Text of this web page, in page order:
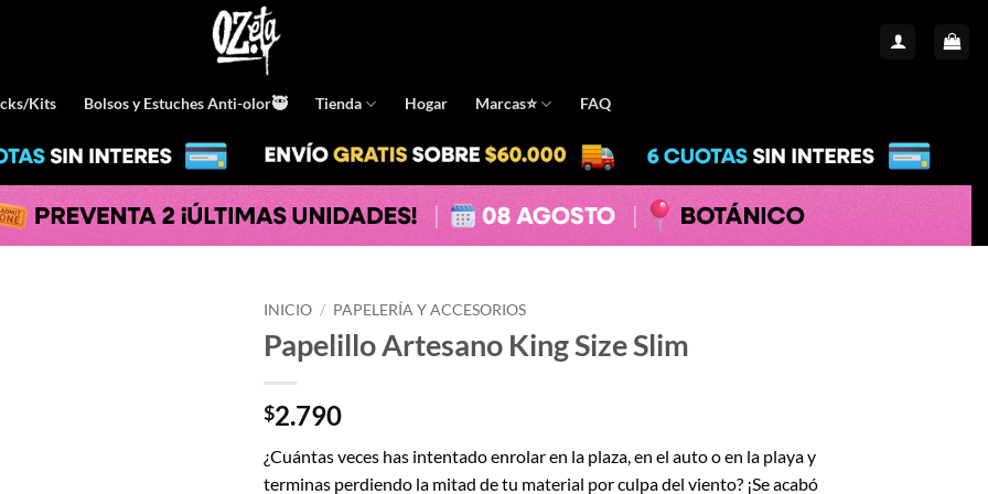
Kits Bolsos y Estuches Anti-olor🥷 Tienda Hogar Marcas⭐️ FAQ
INICIO / PAPELERÍA Y ACCESORIOS
Papelillo Artesano King Size Slim
$2.790
¿Cuántas veces has intentado enrolar en la plaza, en el auto o en la playa y
terminas perdiendo la mitad de tu material por culpa del viento? ¡Se acabó